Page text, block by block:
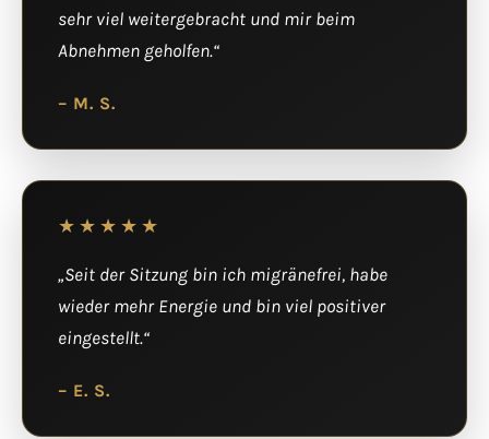
sehr viel weitergebracht und mir beim
Abnehmen geholfen.“
– M. S.
★★★★★
„Seit der Sitzung bin ich migränefrei, habe
wieder mehr Energie und bin viel positiver
eingestellt.“
– E. S.